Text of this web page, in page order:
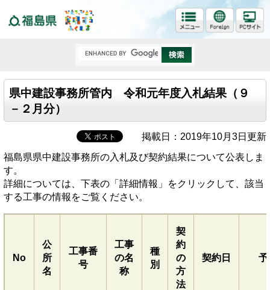
県中建設事務所管内 令和元年度入札結果（９
－２月分）
掲載日：2019年10月3日更新
福島県県中建設事務所の入札及び契約結果について公表しま
す。
詳細については、下表の「詳細情報」をクリックして、該当
する工事の情報をご覧ください。
No
公
所
名
工事番
号
工事
の名
称
種
別
契
約
の
方
法
契約日 予